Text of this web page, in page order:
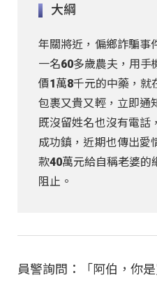
大綱
年關將近，偏鄉詐騙事
一名60多歲農夫，用手
價1萬8千元的中藥，就
包裹又貴又輕，立即通
既沒留姓名也沒有電話
成功鎮，近期也傳出愛
款40萬元給自稱老婆的
阻止。
員警詢問：「阿伯，你是